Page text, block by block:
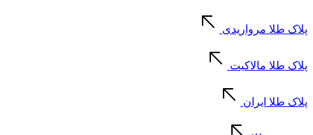
پلاک طلا مرواریدی
پلاک طلا مالاکیت
پلاک طلا ایران